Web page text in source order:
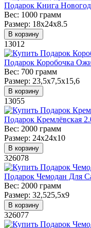
Подарок Книга
Вес: 1000 грамм
Размер: 18х24х8.5
В корзину
13012
Подарок Коробочка
Вес: 700 грамм
Размер: 23,5х7,5х15,6
В корзину
13055
Подарок Кремлёвская
Вес: 2000 грамм
Размер: 24х24х10
В корзину
326078
Подарок Чемодан Для
Вес: 2000 грамм
Размер: 32,525,5х9
В корзину
326077